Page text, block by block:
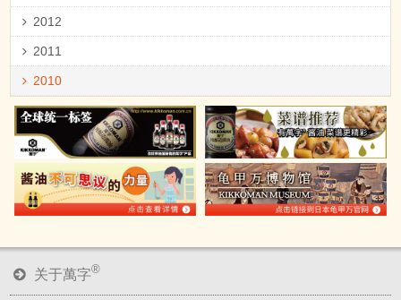
2012
2011
2010
关于萬字®